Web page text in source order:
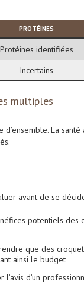
PROTÉINES
Protéines identifiées
Incertains
multiples
La
avant de se
potentiels des
que des
ainsi le budget
l’avis d’un